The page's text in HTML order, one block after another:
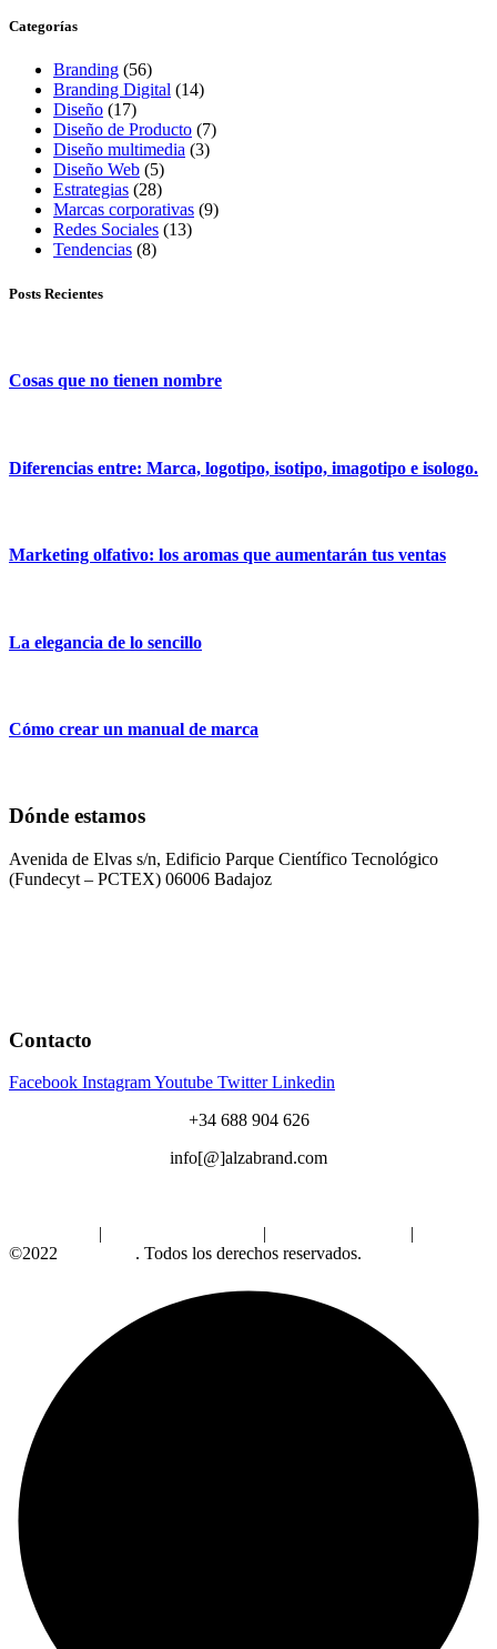
Categorías
Branding (56)
Branding Digital (14)
Diseño (17)
Diseño de Producto (7)
Diseño multimedia (3)
Diseño Web (5)
Estrategias (28)
Marcas corporativas (9)
Redes Sociales (13)
Tendencias (8)
Posts Recientes
Cosas que no tienen nombre
Diferencias entre: Marca, logotipo, isotipo, imagotipo e isologo.
Marketing olfativo: los aromas que aumentarán tus ventas
La elegancia de lo sencillo
Cómo crear un manual de marca
Dónde estamos
Avenida de Elvas s/n, Edificio Parque Científico Tecnológico
(Fundecyt – PCTEX) 06006 Badajoz
Contacto
Facebook InstagramYoutube Twitter Linkedin
+34 688 904 626
info[@]alzabrand.com
| |
|
©2022
. Todos los derechos reservados.